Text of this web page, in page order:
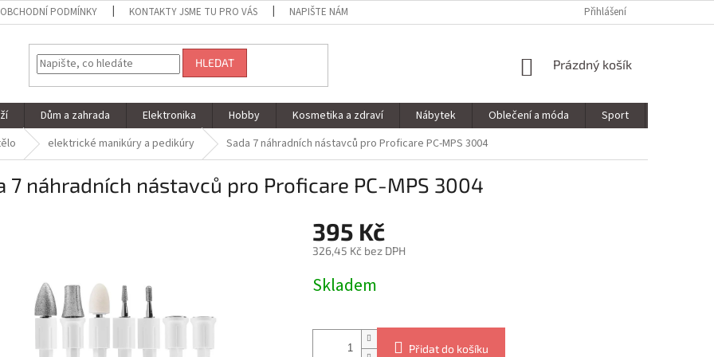
OBCHODNÍ PODMÍNKY KONTAKTY JSME TU PRO VÁS NAPIŠTE NÁM Přihlášení
HLEDAT
NÁKUPNÍ
Prázdný košík
Dům a zahrada Elektronika Hobby Kosmetika a zdraví Nábytek Oblečení a móda Sport
elektrické manikúry a pedikúry Sada 7 náhradních nástavců pro Proficare PC-MPS 3004
7 náhradních nástavců pro Proficare PC-MPS 3004
395 Kč
326,45 Kč bez DPH
cena:
Skladem
Přidat do košíku